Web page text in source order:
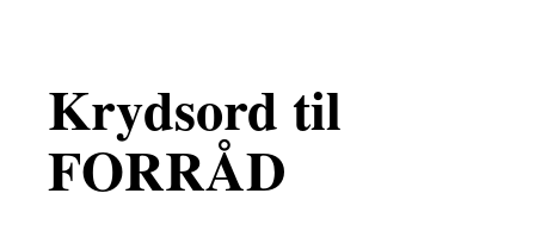
Krydsord til
FORRÅD